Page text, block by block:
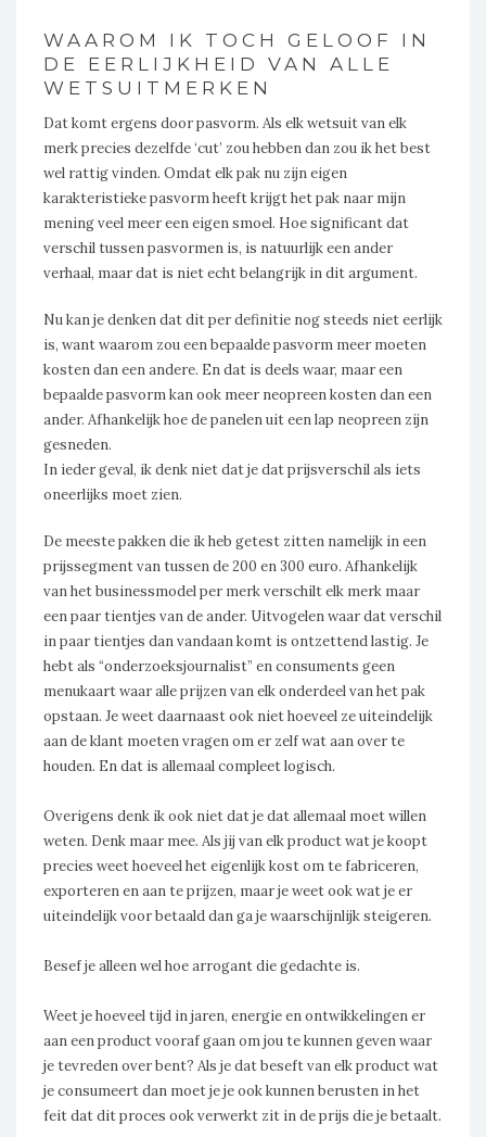
WAAROM IK TOCH GELOOF IN
DE EERLIJKHEID VAN ALLE
WETSUITMERKEN
Dat komt ergens door pasvorm. Als elk wetsuit van elk
merk precies dezelfde ‘cut’ zou hebben dan zou ik het best
wel rattig vinden. Omdat elk pak nu zijn eigen
karakteristieke pasvorm heeft krijgt het pak naar mijn
mening veel meer een eigen smoel. Hoe significant dat
verschil tussen pasvormen is, is natuurlijk een ander
verhaal, maar dat is niet echt belangrijk in dit argument.
Nu kan je denken dat dit per definitie nog steeds niet eerlijk
is, want waarom zou een bepaalde pasvorm meer moeten
kosten dan een andere. En dat is deels waar, maar een
bepaalde pasvorm kan ook meer neopreen kosten dan een
ander. Afhankelijk hoe de panelen uit een lap neopreen zijn
gesneden.
In ieder geval, ik denk niet dat je dat prijsverschil als iets
oneerlijks moet zien.
De meeste pakken die ik heb getest zitten namelijk in een
prijssegment van tussen de 200 en 300 euro. Afhankelijk
van het businessmodel per merk verschilt elk merk maar
een paar tientjes van de ander. Uitvogelen waar dat verschil
in paar tientjes dan vandaan komt is ontzettend lastig. Je
hebt als “onderzoeksjournalist” en consuments geen
menukaart waar alle prijzen van elk onderdeel van het pak
opstaan. Je weet daarnaast ook niet hoeveel ze uiteindelijk
aan de klant moeten vragen om er zelf wat aan over te
houden. En dat is allemaal compleet logisch.
Overigens denk ik ook niet dat je dat allemaal moet willen
weten. Denk maar mee. Als jij van elk product wat je koopt
precies weet hoeveel het eigenlijk kost om te fabriceren,
exporteren en aan te prijzen, maar je weet ook wat je er
uiteindelijk voor betaald dan ga je waarschijnlijk steigeren.
Besef je alleen wel hoe arrogant die gedachte is.
Weet je hoeveel tijd in jaren, energie en ontwikkelingen er
aan een product vooraf gaan om jou te kunnen geven waar
je tevreden over bent? Als je dat beseft van elk product wat
je consumeert dan moet je je ook kunnen berusten in het
feit dat dit proces ook verwerkt zit in de prijs die je betaalt.